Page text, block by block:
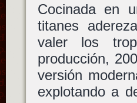
Cocinada en
titanes
valer los
producción,
versión
explotando a